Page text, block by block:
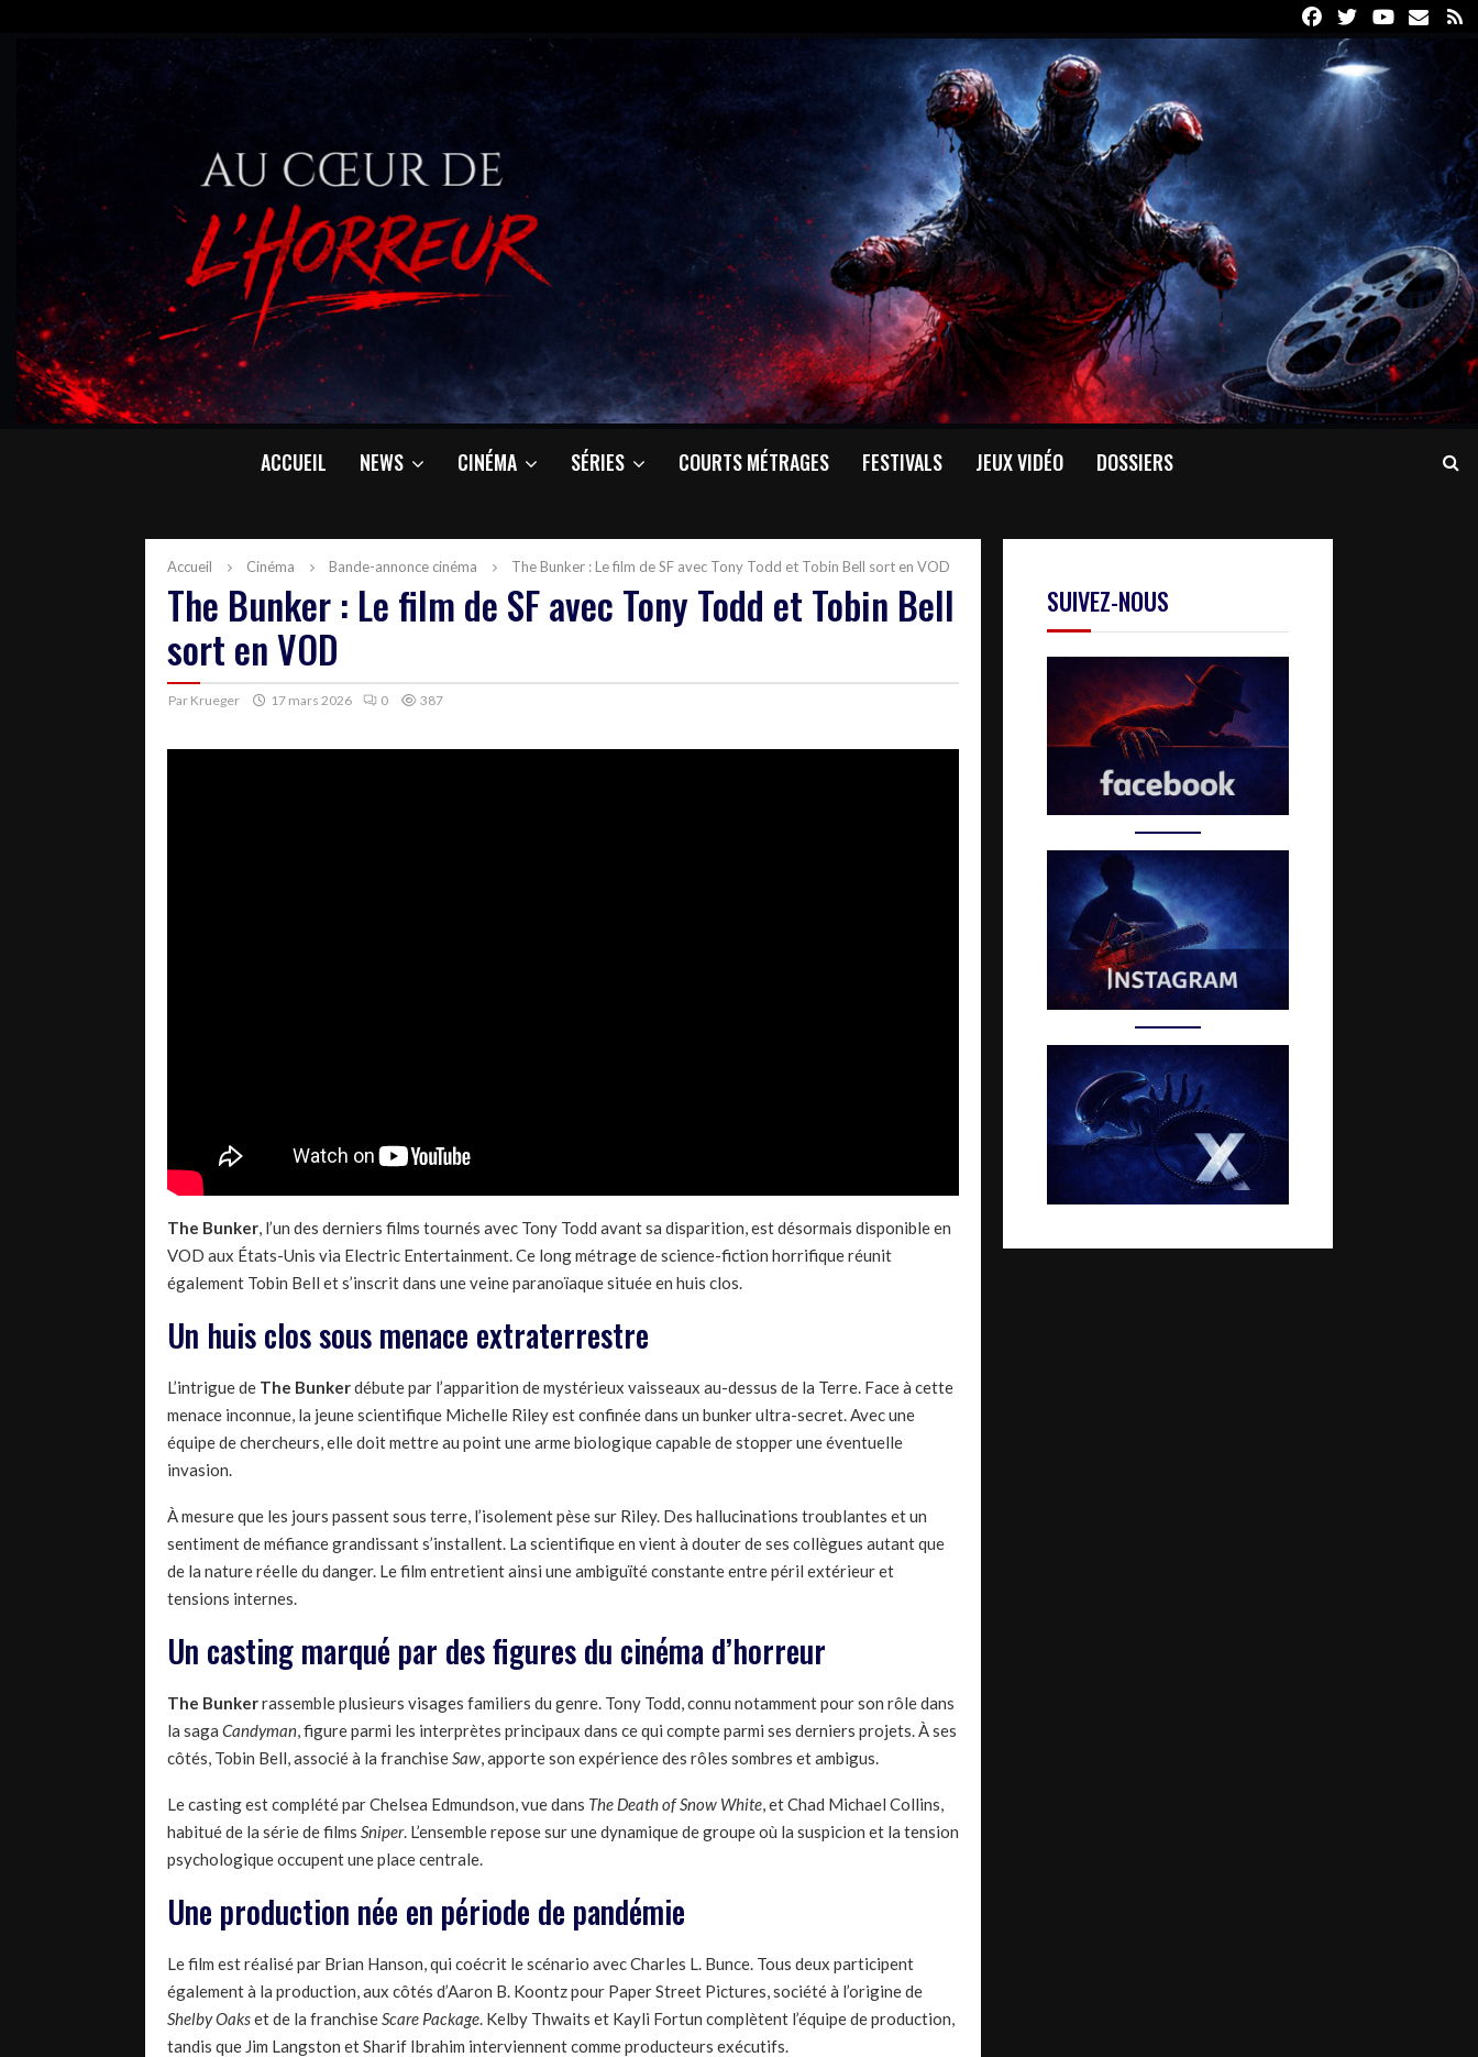
FacebookTwitterYoutube
Email
ACCUEIL NEWS CINÉMA SÉRIES COURTS MÉTRAGES FESTIVALS JEUX VIDÉO DOSSIERS
Accueil Cinéma Bande-annonce cinéma The Bunker : Le film de SF avec Tony Todd et Tobin Bell sort en VOD
The Bunker : Le film de SF avec Tony Todd et Tobin Bell
sort en VOD
Par Krueger 17 mars 2026 0 387
The Bunker, l’un des derniers films tournés avec Tony Todd avant sa disparition, est désormais disponible en
VOD aux États-Unis via Electric Entertainment. Ce long métrage de science-fiction horrifique réunit
également Tobin Bell et s’inscrit dans une veine paranoïaque située en huis clos.
Un huis clos sous menace extraterrestre
L’intrigue de The Bunkerdébute par l’apparition de mystérieux vaisseaux au-dessus de la Terre. Face à cette
menace inconnue, la jeune scientifique Michelle Riley est confinée dans un bunker ultra-secret. Avec une
équipe de chercheurs, elle doit mettre au point une arme biologique capable de stopper une éventuelle
invasion.
À mesure que les jours passent sous terre, l’isolement pèse sur Riley. Des hallucinations troublantes et un
sentiment de méfiance grandissant s’installent. La scientifique en vient à douter de ses collègues autant que
de la nature réelle du danger. Le film entretient ainsi une ambiguïté constante entre péril extérieur et
tensions internes.
Un casting marqué par des figures du cinéma d’horreur
The Bunkerrassemble plusieurs visages familiers du genre. Tony Todd, connu notamment pour son rôle dans
la saga Candyman, figure parmi les interprètes principaux dans ce qui compte parmi ses derniers projets. À ses
côtés, Tobin Bell, associé à la franchiseSaw, apporte son expérience des rôles sombres et ambigus.
Le casting est complété par Chelsea Edmundson, vue dans The Death of Snow White, et Chad Michael Collins,
habitué de la série de films Sniper. L’ensemble repose sur une dynamique de groupe où la suspicion et la tension
psychologique occupent une place centrale.
Une production née en période de pandémie
Le film est réalisé par Brian Hanson, qui coécrit le scénario avec Charles L. Bunce. Tous deux participent
également à la production, aux côtés d’Aaron B. Koontz pour Paper Street Pictures, société à l’origine de
Shelby Oakset de la franchiseScare Package. Kelby Thwaits et Kayli Fortun complètent l’équipe de production,
tandis que Jim Langston et Sharif Ibrahim interviennent comme producteurs exécutifs.
SUIVEZ-NOUS